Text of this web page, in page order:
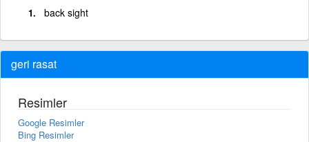
back sight
geri rasat
Resimler
Google Resimler
Bing Resimler